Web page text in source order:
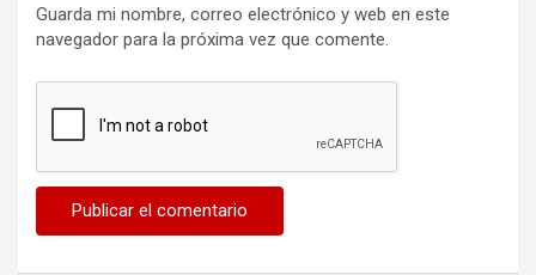
Guarda mi nombre, correo electrónico y web en este
navegador para la próxima vez que comente.